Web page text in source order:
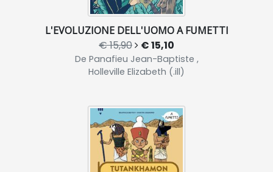
L'EVOLUZIONE DELL'UOMO A FUMETTI
€ 15,90 € 15,10
De Panafieu Jean-Baptiste ,
Holleville Elizabeth (.ill)